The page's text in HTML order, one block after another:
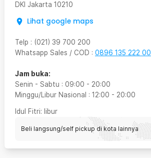
DKI Jakarta 10210
Lihat google maps
Telp : (021) 39 700 200
Whatsapp Sales / COD : 0896 135 222 00
Jam buka:
Senin - Sabtu : 09:00 - 20:00
Minggu/Libur Nasional : 12:00 - 20:00
Idul Fitri: libur
Beli langsung/self pickup di kota lainnya